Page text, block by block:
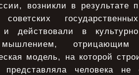
возникли в результате
советских
и действовали в
отрицающим
модель, на которой
представляла человека